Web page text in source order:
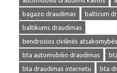
bagazo draudimas
balticum
baltikums draudimas
bendrosios civilinės
bta automobilio draudimas
bta draudimas internetu
bta